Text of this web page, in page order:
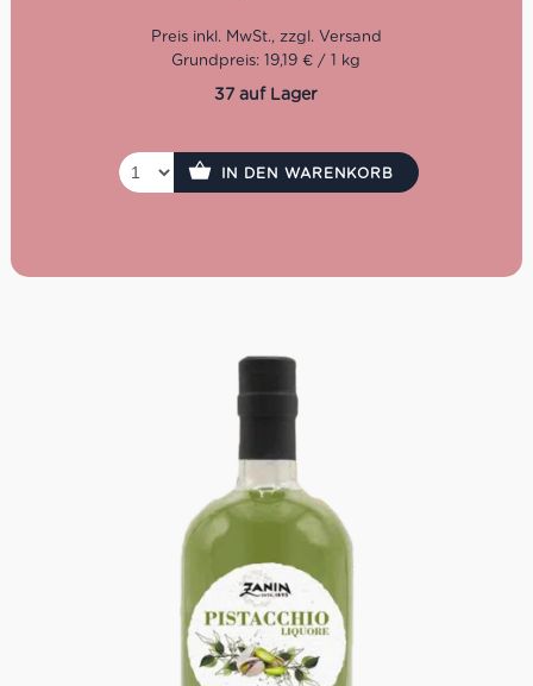
bewusste Genießer.
Grundpreis: 19,19 € / 1 kg
37 auf Lager
IN DEN WARENKORB